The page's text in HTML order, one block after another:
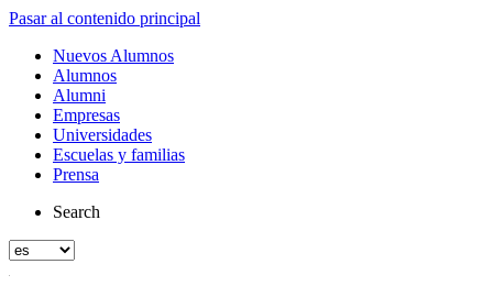
Pasar al contenido principal
Nuevos Alumnos
Alumnos
Alumni
Empresas
Universidades
Escuelas y familias
Prensa
Search